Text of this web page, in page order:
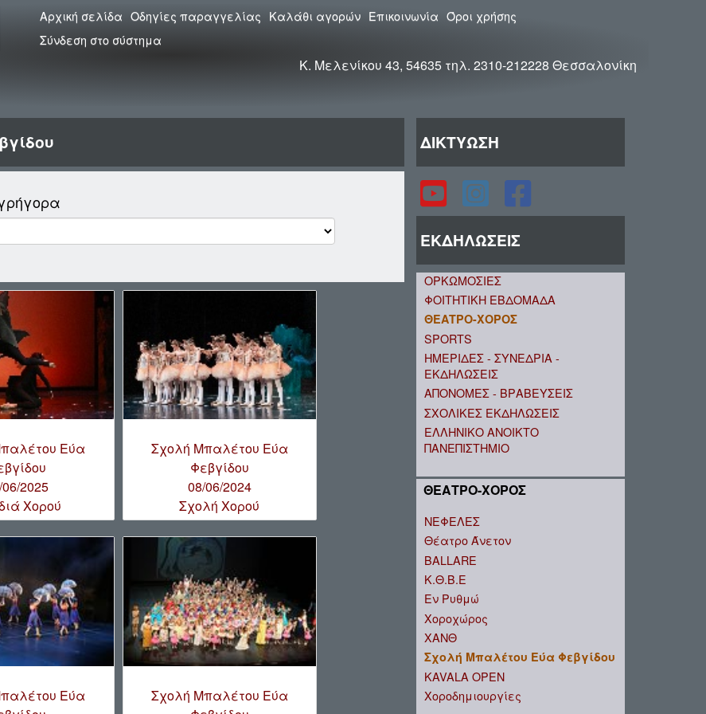
Αρχική σελίδα Οδηγίες παραγγελίας Καλάθι αγορών Επικοινωνία Όροι χρήσης
Σύνδεση στο σύστημα
Κ. Μελενίκου 43, 54635 τηλ. 2310-212228 Θεσσαλονίκη
Εύα
2025
Χορού
Σχολή Μπαλέτου Εύα
Φεβγίδου
08/06/2024
Σχολή Χορού
Εύα
Σχολή Μπαλέτου Εύα
ΔΙΚΤΥΩΣΗ
ΕΚΔΗΛΩΣΕΙΣ
ΟΡΚΩΜΟΣΙΕΣ
ΦΟΙΤΗΤΙΚΗ ΕΒΔΟΜΑΔΑ
ΘΕΑΤΡΟ-ΧΟΡΟΣ
SPORTS
ΗΜΕΡΙΔΕΣ - ΣΥΝΕΔΡΙΑ -
ΕΚΔΗΛΩΣΕΙΣ
ΑΠΟΝΟΜΕΣ - ΒΡΑΒΕΥΣΕΙΣ
ΣΧΟΛΙΚΕΣ ΕΚΔΗΛΩΣΕΙΣ
ΕΛΛΗΝΙΚΟ ΑΝΟΙΚΤΟ
ΠΑΝΕΠΙΣΤΗΜΙΟ
ΘΕΑΤΡΟ-ΧΟΡΟΣ
ΝΕΦΕΛΕΣ
Θέατρο Άνετον
BALLARE
Κ.Θ.Β.Ε
Εν Ρυθμώ
Χοροχώρος
ΧΑΝΘ
Σχολή Μπαλέτου Εύα Φεβγίδου
KAVALA OPEN
Χοροδημιουργίες